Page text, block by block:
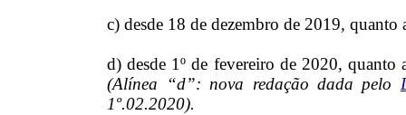
c) desde 18 de dezembro de 2019,
d) desde 1º de fevereiro de 2020,
(Alínea “d”: nova redação dada pelo
1º.02.2020).